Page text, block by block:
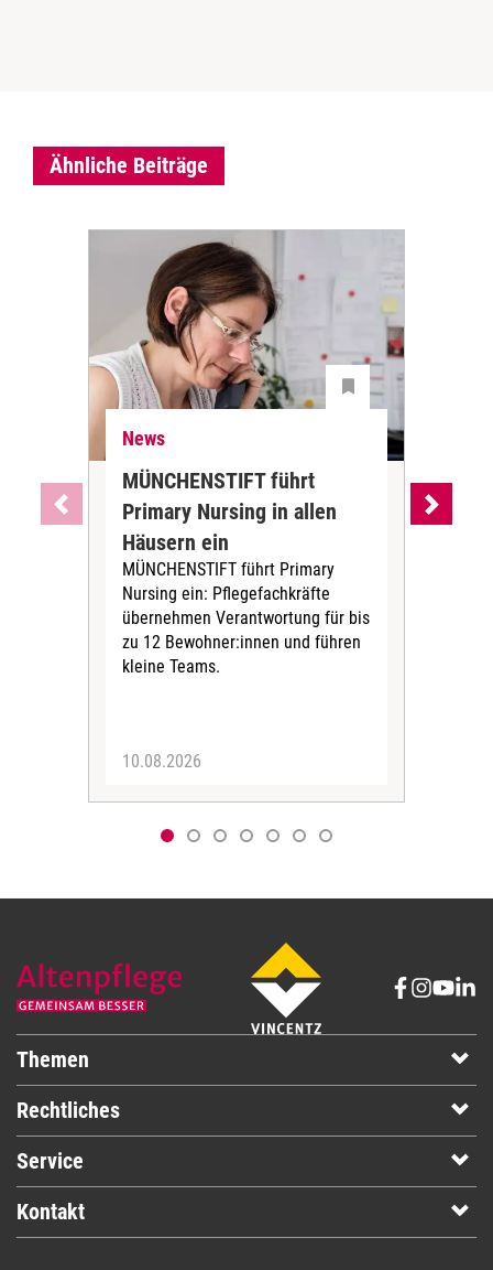
Ähnliche Beiträge
News
MÜNCHENSTIFT führt
Primary Nursing in allen
Häusern ein
MÜNCHENSTIFT führt Primary
Nursing ein: Pflegefachkräfte
übernehmen Verantwortung für bis
zu 12 Bewohner:innen und führen
kleine Teams.
10.08.2026
Themen
Rechtliches
Service
Kontakt